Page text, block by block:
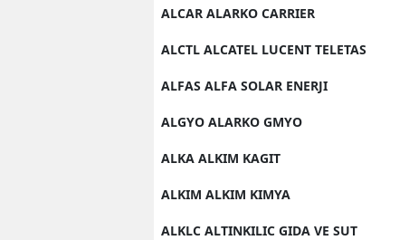
ALCAR ALARKO CARRIER
ALCTL ALCATEL LUCENT TELETAS
ALFAS ALFA SOLAR ENERJI
ALGYO ALARKO GMYO
ALKA ALKIM KAGIT
ALKIM ALKIM KIMYA
ALKLC ALTINKILIC GIDA VE SUT